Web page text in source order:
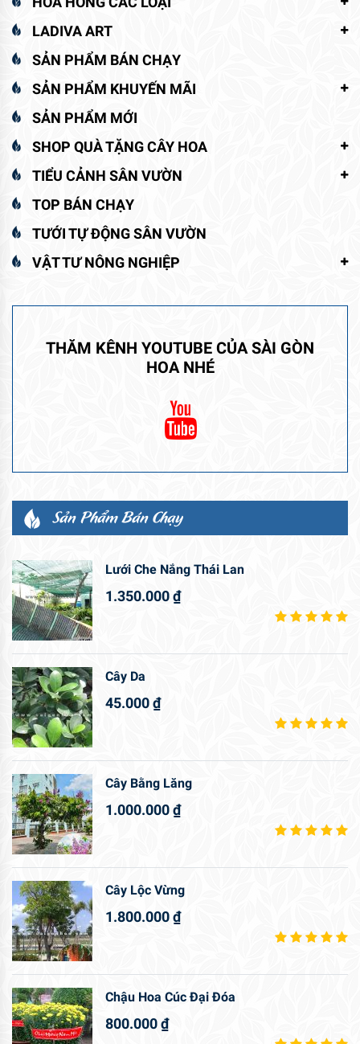
LADIVA ART
SẢN PHẨM BÁN CHẠY
SẢN PHẨM KHUYẾN MÃI
SẢN PHẨM MỚI
SHOP QUÀ TẶNG CÂY HOA
TIỂU CẢNH SÂN VƯỜN
TOP BÁN CHẠY
TƯỚI TỰ ĐỘNG SÂN VƯỜN
VẬT TƯ NÔNG NGHIỆP
THĂM KÊNH YOUTUBE CỦA SÀI GÒN
HOA NHÉ
Sản Phẩm Bán Chạy
Lưới Che Nắng Thái Lan
1.350.000₫
Cây Da
45.000₫
Cây Bằng Lăng
1.000.000₫
Cây Lộc Vừng
1.800.000₫
Chậu Hoa Cúc Đại Đóa
800.000₫